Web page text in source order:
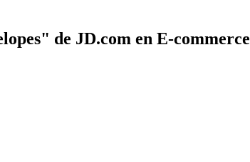
de JD.com en E-commerce